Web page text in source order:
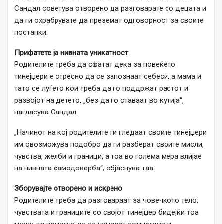
Сандал советува отворено да разговарате со децата и
да ги охрабрувате да преземат одговорност за своите
постапки.
Прифатете ја нивната уникатност
Родителите треба да сфатат дека за повеќето
тинејџери е стресно да се запознаат себеси, а мама и
тато се луѓето кои треба да го поддржат растот и
развојот на детето, „без да го ставаат во кутија“,
нагласува Сандал.
„Начинот на кој родителите ги гледаат своите тинејџери
им овозможува подобро да ги разберат своите мисли,
чувства, желби и граници, а тоа во голема мера влијае
на нивната самодоверба“, објаснува таа.
Зборувајте отворено и искрено
Родителите треба да разговараат за човечкото тело,
чувствата и границите со својот тинејџер бидејќи тоа